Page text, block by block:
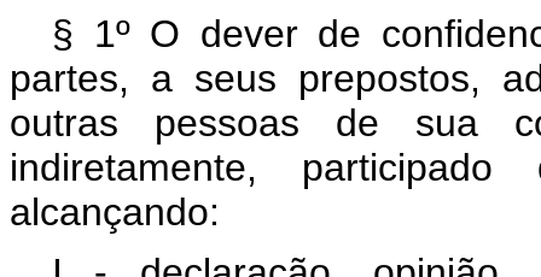
§ 1º O dever de
partes, a seus prepostos,
outras pessoas de sua
indiretamente,
alcançando: